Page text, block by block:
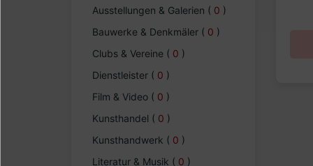
Ausstellungen & Galerien ( 0 )
Bauwerke & Denkmäler ( 0 )
Clubs & Vereine ( 0 )
Dienstleister ( 0 )
Film & Video ( 0 )
Kunsthandel ( 0 )
Kunsthandwerk ( 0 )
Literatur & Musik ( 0 )